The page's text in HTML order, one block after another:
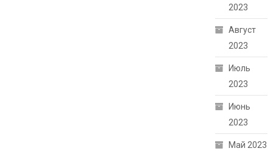
2023
Август
2023
Июль
2023
Июнь
2023
Май 2023